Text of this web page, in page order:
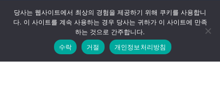
Arbin의 뉴스레터 구독하기
당사는 웹사이트에서 최상의 경험을 제공하기 위해 쿠키를 사용합니
다. 이 사이트를 계속 사용하는 경우 당사는 귀하가 이 사이트에 만족
하는 것으로 간주합니다.
수락
거절 개인정보처리방침